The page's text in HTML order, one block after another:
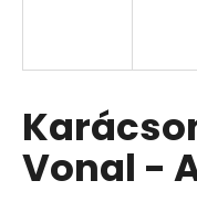
Vonal -